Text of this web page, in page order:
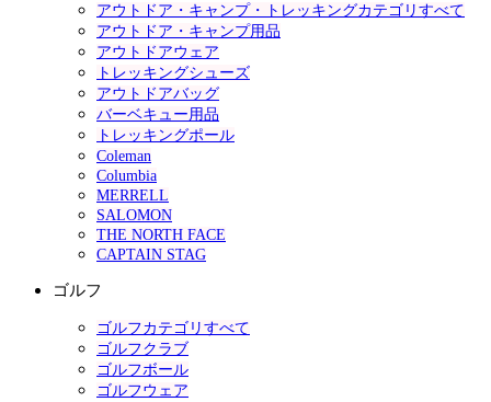
アウトドア・キャンプ・トレッキングカテゴリすべて
アウトドア・キャンプ用品
アウトドアウェア
トレッキングシューズ
アウトドアバッグ
バーベキュー用品
トレッキングポール
Coleman
Columbia
MERRELL
SALOMON
THE NORTH FACE
CAPTAIN STAG
ゴルフ
ゴルフカテゴリすべて
ゴルフクラブ
ゴルフボール
ゴルフウェア